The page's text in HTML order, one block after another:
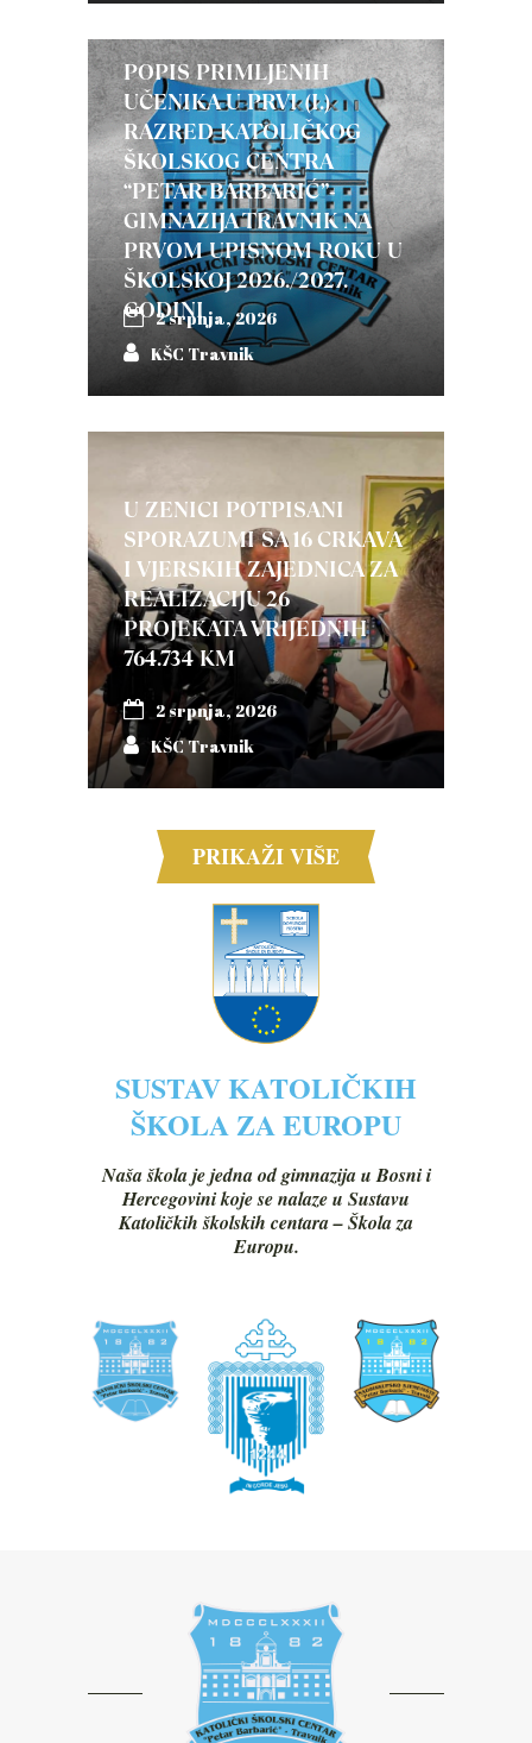
POPIS PRIMLJENIH
UČENIKA U PRVI (I.)
RAZRED KATOLIČKOG
ŠKOLSKOG CENTRA
“PETAR BARBARIĆ”-
GIMNAZIJA TRAVNIK NA
PRVOM UPISNOM ROKU U
ŠKOLSKOJ 2026./2027.
GODINI
2 srpnja, 2026
KŠC Travnik
U ZENICI POTPISANI
SPORAZUMI SA 16 CRKAVA
I VJERSKIH ZAJEDNICA ZA
REALIZACIJU 26
PROJEKATA VRIJEDNIH
764.734 KM
2 srpnja, 2026
KŠC Travnik
PRIKAŽI VIŠE
SUSTAV KATOLIČKIH
ŠKOLA ZA EUROPU
Naša škola je jedna od gimnazija u Bosni i
Hercegovini koje se nalaze u Sustavu
Katoličkih školskih centara – Škola za
Europu.